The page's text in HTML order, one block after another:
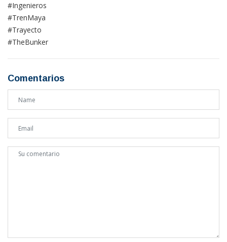
#Ingenieros
#TrenMaya
#Trayecto
#TheBunker
Comentarios